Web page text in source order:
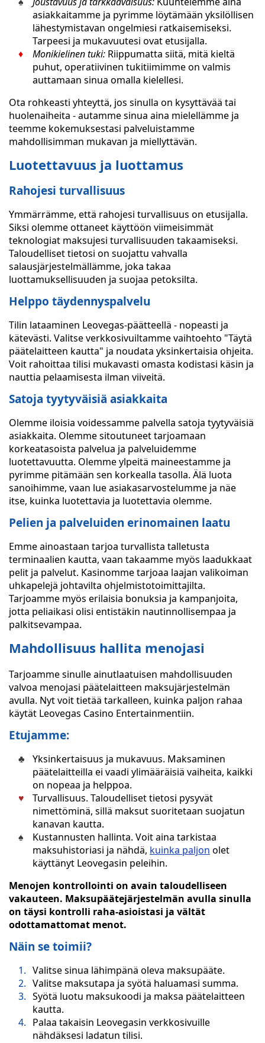
asiakkaitamme ja pyrimme löytämään yksilöllisen
lähestymistavan ongelmiesi ratkaisemiseksi.
Tarpeesi ja mukavuutesi ovat etusijalla.
Monikielinen tuki: Riippumatta siitä, mitä kieltä
puhut, operatiivinen tukitiimimme on valmis
auttamaan sinua omalla kielellesi.
Ota rohkeasti yhteyttä, jos sinulla on kysyttävää tai
huolenaiheita - autamme sinua aina mielellämme ja
teemme kokemuksestasi palveluistamme
mahdollisimman mukavan ja miellyttävän.
Luotettavuus ja luottamus
Rahojesi turvallisuus
Ymmärrämme, että rahojesi turvallisuus on etusijalla.
Siksi olemme ottaneet käyttöön viimeisimmät
teknologiat maksujesi turvallisuuden takaamiseksi.
Taloudelliset tietosi on suojattu vahvalla
salausjärjestelmällämme, joka takaa
luottamuksellisuuden ja suojaa petoksilta.
Helppo täydennyspalvelu
Tilin lataaminen Leovegas-päätteellä - nopeasti ja
kätevästi. Valitse verkkosivuiltamme vaihtoehto "Täytä
päätelaitteen kautta" ja noudata yksinkertaisia ohjeita.
Voit rahoittaa tilisi mukavasti omasta kodistasi käsin ja
nauttia pelaamisesta ilman viiveitä.
Satoja tyytyväisiä asiakkaita
Olemme iloisia voidessamme palvella satoja tyytyväisiä
asiakkaita. Olemme sitoutuneet tarjoamaan
korkeatasoista palvelua ja palveluidemme
luotettavuutta. Olemme ylpeitä maineestamme ja
pyrimme pitämään sen korkealla tasolla. Älä luota
sanoihimme, vaan lue asiakasarvostelumme ja näe
itse, kuinka luotettavia ja luotettavia olemme.
Pelien ja palveluiden erinomainen laatu
Emme ainoastaan tarjoa turvallista talletusta
terminaalien kautta, vaan takaamme myös laadukkaat
pelit ja palvelut. Kasinomme tarjoaa laajan valikoiman
uhkapelejä johtavilta ohjelmistotoimittajilta.
Tarjoamme myös erilaisia bonuksia ja kampanjoita,
jotta peliaikasi olisi entistäkin nautinnollisempaa ja
palkitsevampaa.
Mahdollisuus hallita menojasi
Tarjoamme sinulle ainutlaatuisen mahdollisuuden
valvoa menojasi päätelaitteen maksujärjestelmän
avulla. Nyt voit tietää tarkalleen, kuinka paljon rahaa
käytät Leovegas Casino Entertainmentiin.
Etujamme:
Yksinkertaisuus ja mukavuus. Maksaminen
päätelaitteilla ei vaadi ylimääräisiä vaiheita, kaikki
on nopeaa ja helppoa.
Turvallisuus. Taloudelliset tietosi pysyvät
nimettöminä, sillä maksut suoritetaan suojatun
kanavan kautta.
Kustannusten hallinta. Voit aina tarkistaa
maksuhistoriasi ja nähdä, kuinka paljon olet
käyttänyt Leovegasin peleihin.
Menojen kontrollointi on avain taloudelliseen
vakauteen. Maksupäätejärjestelmän avulla sinulla
on täysi kontrolli raha-asioistasi ja vältät
odottamattomat menot.
Näin se toimii?
Valitse sinua lähimpänä oleva maksupääte.
Valitse maksutapa ja syötä haluamasi summa.
Syötä luotu maksukoodi ja maksa päätelaitteen
kautta.
Palaa takaisin Leovegasin verkkosivuille
nähdäksesi ladatun tilisi.